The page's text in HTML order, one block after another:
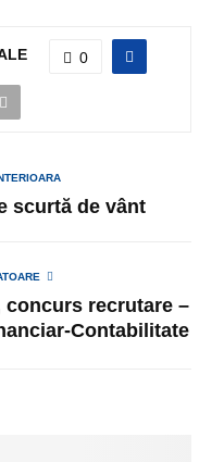
0
scurtă de vânt
recrutare –
Contabilitate